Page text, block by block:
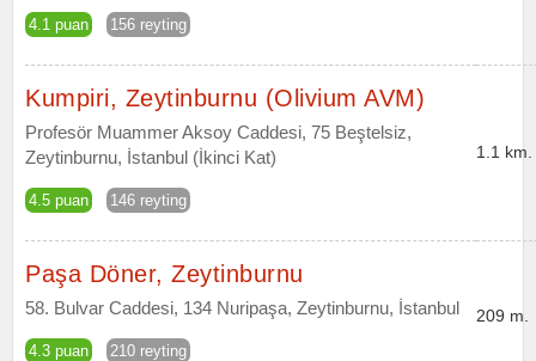
4.1 puan 156 reyting
Kumpiri, Zeytinburnu (Olivium AVM)
Profesör Muammer Aksoy Caddesi, 75 Beştelsiz,
Zeytinburnu, İstanbul (İkinci Kat)
4.5 puan 146 reyting
1.1 km.
Paşa Döner, Zeytinburnu
58. Bulvar Caddesi, 134 Nuripaşa, Zeytinburnu, İstanbul
4.3 puan 210 reyting
209 m.